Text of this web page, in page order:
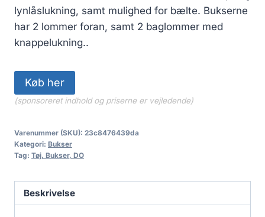
lynlåslukning, samt mulighed for bælte. Bukserne
har 2 lommer foran, samt 2 baglommer med
knappelukning..
Køb her
(sponsoreret indhold og priserne er vejledende)
Varenummer (SKU): 23c8476439da
Kategori: Bukser
Tag: Tøj, Bukser, DO
Beskrivelse